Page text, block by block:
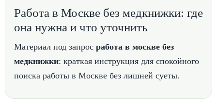
Работа в Москве без медкнижки: где
она нужна и что уточнить
Материал под запрос работа в москве без
медкнижки: краткая инструкция для спокойного
поиска работы в Москве без лишней суеты.